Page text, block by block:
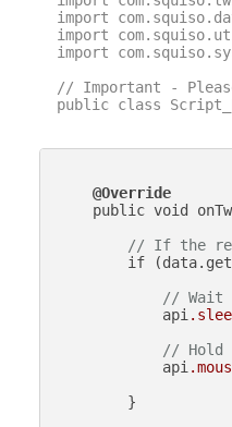
import
import
import
// Important -
public class
@Override
public void
// If the
if
// Wait
            api
// Hold
            api
        }